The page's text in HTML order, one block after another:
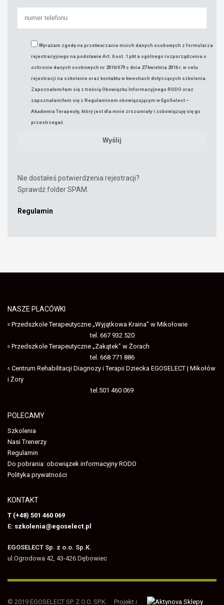
Wyrażam zgodę na przetwarzanie moich danych osobowych z formularza
rejestracyjnego na podstawie Art. 6 ust. 1 pkt a ogólnego rozporządzenia o
ochronie danych osobowych nr 2016/679 z dnia 27 kwietnia 2016 r. w celu
rejestracji na szkolenie oraz kontaktu w kwestiach dotyczących szkolenia.
Zapoznałem/łam się z treścią Obowiązku Informacyjnego RODO oraz
zapoznałam/łem się z Regulaminem obowiązującym w EgoSelect –
Akademia Terapeuty, który jest dla mnie zrozumiały i zobowiązuję się go
przestrzegać.
Nie dostałeś potwierdzenia rejestracji?
Sprawdź folder SPAM.
Regulamin
NASZE PLACÓWKI
▫ Przedszkole Terapeutyczne „Wyjątkowa Kraina” w Mikołowie
tel. 667 932 520
▫ Przedszkole Terapeutyczne „Zakątek” w Żorach
tel. 668 771 886
▫ Centrum Rehabilitacji Diagnozy i Terapii Dziecka EGOSELECT | Mikołów
i Żory
tel.501 460 069
POLECAMY
Szkolenia
Nasi Trenerzy
Regulamin
Do pobrania: obowiązek informacyjny RODO
Polityka prywatności
KONTAKT
T (+48) 501 460 069
E: szkolenia@egoselect.pl
EGOSELECT Sp. z o.o. Sp.K.
ul.Ogrodowa 42, 43-426 Dębowiec
© 2019 EGOSELECT SP. Z O.O. SP.K. Projekt i